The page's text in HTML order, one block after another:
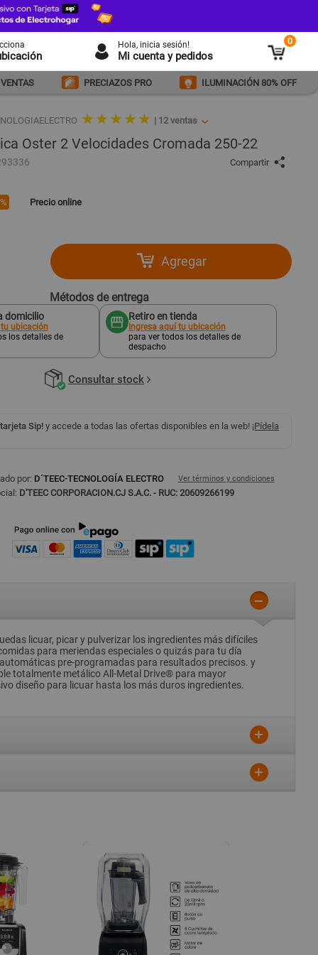
Hola, inicia sesión!
Mi cuenta y pedidos
0
PRECIAZOS PRO ILUMINACIÓN 80% OFF
★ ★ ★ ★ ★ | 12 ventas
Oster 2 Velocidades Cromada 250-22
Compartir
Precio online
Agregar
Métodos de entrega
domicilio
ubicación
los detalles de
Retiro en tienda
Ingresa aquí tu ubicación
para ver todos los detalles de
despacho
Consultar stock
Sip! y accede a todas las ofertas disponibles en la web! ¡Pídela
por: D´TEEC-TECNOLOGÍA ELECTRO Ver términos y condiciones
D'TEEC CORPORACION.CJ S.A.C. - RUC: 20609266199
licuar, picar y pulverizar los ingredientes más difíciles
para meriendas especiales o quizás para tu día
pre-programadas para resultados precisos. y
totalmente metálico All-Metal Drive® para mayor
diseño para licuar hasta los más duros ingredientes.